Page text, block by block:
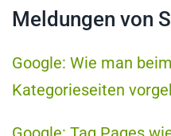
Meldungen von
Google: Wie man
Kategorieseiten